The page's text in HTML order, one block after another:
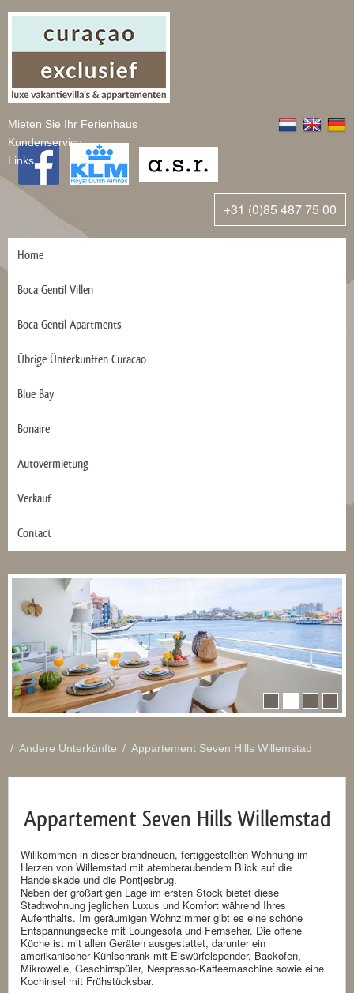
Mieten Sie Ihr Ferienhaus
Kundenservice
Links
+31 (0)85 487 75 00
Home
Boca Gentil Villen
Boca Gentil Apartments
Übrige Ünterkunften Curacao
Blue Bay
Bonaire
Autovermietung
Verkauf
Contact
/ Andere Unterkünfte / Appartement Seven Hills Willemstad
Appartement Seven Hills Willemstad
Willkommen in dieser brandneuen, fertiggestellten Wohnung im
Herzen von Willemstad mit atemberaubendem Blick auf die
Handelskade und die Pontjesbrug.
Neben der großartigen Lage im ersten Stock bietet diese
Stadtwohnung jeglichen Luxus und Komfort während Ihres
Aufenthalts. Im geräumigen Wohnzimmer gibt es eine schöne
Entspannungsecke mit Loungesofa und Fernseher. Die offene
Küche ist mit allen Geräten ausgestattet, darunter ein
amerikanischer Kühlschrank mit Eiswürfelspender, Backofen,
Mikrowelle, Geschirrspüler, Nespresso-Kaffeemaschine sowie eine
Kochinsel mit Frühstücksbar.